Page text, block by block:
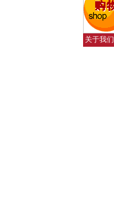
关于我们